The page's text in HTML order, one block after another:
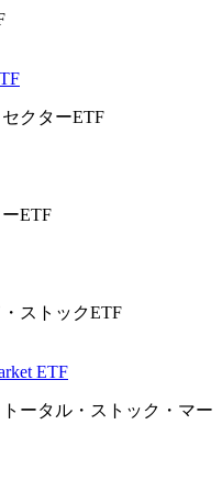
クターETF
ETF
ストックETF
ETF
ータル・ストック・マー